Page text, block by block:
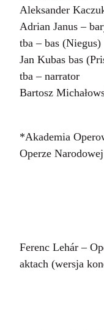
Aleksander
Adrian Janus –
tba – bas (Niegus)
Jan Kubas bas
tba – narrator
Bartosz
*Akademia
Operze
Ferenc Lehár –
aktach (wersja